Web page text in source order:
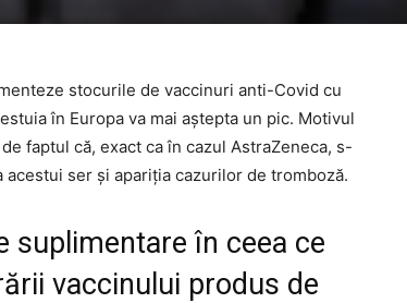
stocurile de vaccinuri anti-Covid cu
în Europa va mai aștepta un pic. Motivul
faptul că, exact ca în cazul AstraZeneca, s-
ser și apariția cazurilor de tromboză.
suplimentare în ceea ce
vaccinului produs de